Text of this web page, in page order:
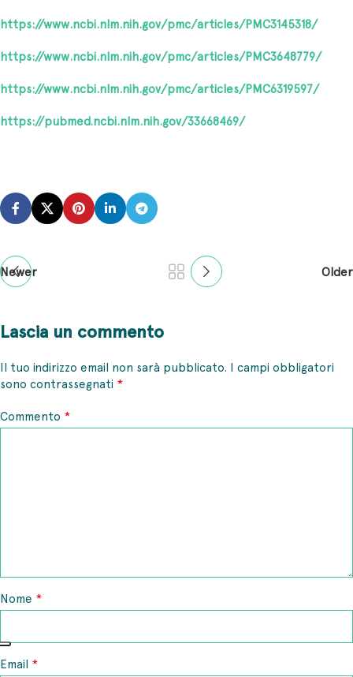
https://www.ncbi.nlm.nih.gov/pmc/articles/PMC3145318/
https://www.ncbi.nlm.nih.gov/pmc/articles/PMC3648779/
https://www.ncbi.nlm.nih.gov/pmc/articles/PMC6319597/
https://pubmed.ncbi.nlm.nih.gov/33668469/
Newer Older
Lascia un commento
Il tuo indirizzo email non sarà pubblicato. I campi obbligatori
sono contrassegnati *
Commento *
Nome *
Email *